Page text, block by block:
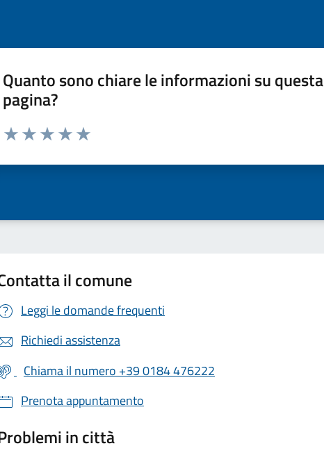
Quanto sono chiare le informazioni su questa
pagina?
Valuta da 1 a 5 stelle la pagina
il comune
Leggi le domande frequenti
Richiedi assistenza
Chiama il numero +39 0184 476222
Prenota appuntamento
in città